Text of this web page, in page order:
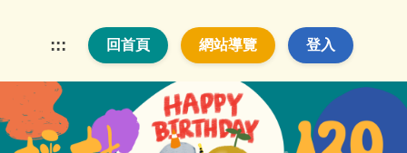
要
內
容
區
::: 回首頁 網站導覽 登入